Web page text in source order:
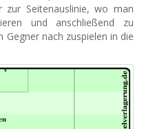
zur Seitenauslinie, wo man
und anschließend zu
nach zuspielen in die